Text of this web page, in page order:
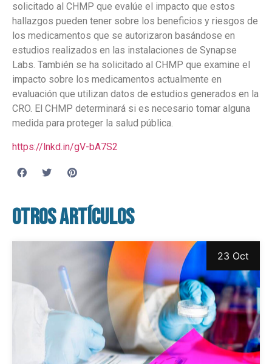
solicitado al CHMP que evalúe el impacto que estos
hallazgos pueden tener sobre los beneficios y riesgos de
los medicamentos que se autorizaron basándose en
estudios realizados en las instalaciones de Synapse
Labs. También se ha solicitado al CHMP que examine el
impacto sobre los medicamentos actualmente en
evaluación que utilizan datos de estudios generados en la
CRO. El CHMP determinará si es necesario tomar alguna
medida para proteger la salud pública.
https://lnkd.in/gV-bA7S2
Otros artículos
23 Oct